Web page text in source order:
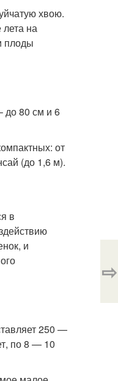
хвою.
лета на
плоды
до 80 см и 6
от
(до 1,6 м).
в
и
250 —
по 8 — 10
⇨